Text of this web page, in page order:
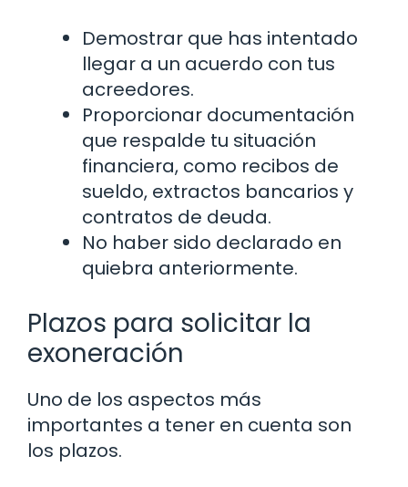
Demostrar que has intentado
llegar a un acuerdo con tus
acreedores.
Proporcionar documentación
que respalde tu situación
financiera, como recibos de
sueldo, extractos bancarios y
contratos de deuda.
No haber sido declarado en
quiebra anteriormente.
Plazos para solicitar la
exoneración
Uno de los aspectos más
importantes a tener en cuenta son
los plazos.